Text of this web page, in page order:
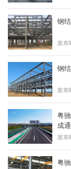
钢
发布
钢
发布
粤
成
发布
粤